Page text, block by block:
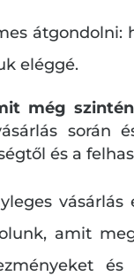
átgondolni:
eléggé.
még
során
és a
amit